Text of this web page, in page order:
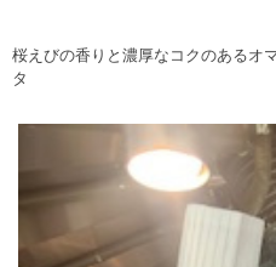
桜えびの香りと濃厚なコクのあるオ
タ